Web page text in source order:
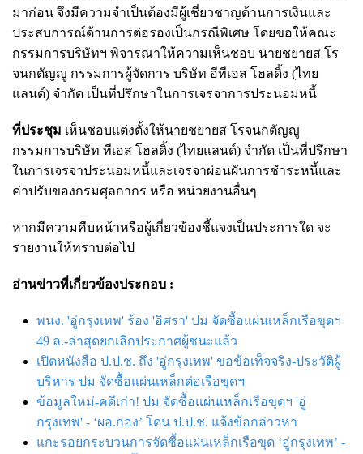
มาก่อน จึงมีความจำเป็นต้องมีผู้เชี่ยวชาญด้านการเงินและ
ประสบการณ์ด้านการต่อรองเป็นกรณีพิเศษ โดยขอให้คณะ
กรรมการบริษัทฯ พิจารณาให้ความเห็นชอบ นายชยายส โร
จนกตัญญู กรรมการผู้จัดการ บริษัท อีทีเอส โฮลดิ้ง (ไทย
แลนด์) จำกัด เป็นที่ปรึกษาในการเจรจาการประนอมหนี้
ที่ประชุม เห็นชอบแต่งตั้งให้นายชยายส โรจนกตัญญู
กรรมการบริษัท ทีเอส โฮลดิ้ง (ไทยแลนด์) จำกัด เป็นที่ปรึกษา
ในการเจรจาประนอมหนี้และเจรจาผ่อนผันการชำระหนี้และ
ค่าปรับของกรมศุลกากร หรือ หน่วยงานอื่นๆ
หากมีความคืบหน้าหรือผู้เกี่ยวข้องชี้แจงเป็นประการใด จะ
รายงานให้ทราบต่อไป
อ่านข่าวที่เกี่ยวข้องประกอบ :
พนง. 'อู่กรุงเทพ' ร้อง 'อิศรา' ปม จัดซื้อแผ่นเหล็กเรือขุดฯ
49 ล.-ล่าสุดยกเลิกประกาศผู้ชนะแล้ว
เปิดหนังสือ ป.ป.ช. ถึง 'อู่กรุงเทพ' ขอข้อเท็จจริง-ประวัติผู้
บริหาร ปม จัดซื้อแผ่นเหล็กต่อเรือขุดฯ
ข้อมูลใหม่-คดีเก่า! ปม จัดซื้อแผ่นเหล็กเรือขุดฯ 'อู่
กรุงเทพ' - ‘ผอ.กอง’ โดน ป.ป.ช. แจ้งข้อกล่าวหา
แกะรอยกระบวนการจัดซื้อแผ่นเหล็กเรือขุด ‘อู่กรุงเทพ’ -